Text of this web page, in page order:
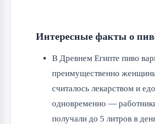
Интересные факты о
В Древнем Египте пиво
преимущественно
считалось лекарством и
одновременно —
получали до 5 литров в